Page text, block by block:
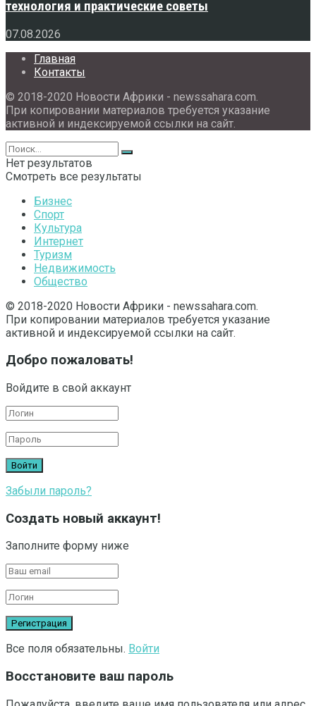
технология и практические советы
07.08.2026
Главная
Контакты
© 2018-2020 Новости Африки - newssahara.com.
При копировании материалов требуется указание
активной и индексируемой ссылки на сайт.
Нет результатов
Смотреть все результаты
Бизнес
Спорт
Культура
Интернет
Туризм
Недвижимость
Общество
© 2018-2020 Новости Африки - newssahara.com.
При копировании материалов требуется указание
активной и индексируемой ссылки на сайт.
Добро пожаловать!
Войдите в свой аккаунт
Забыли пароль?
Создать новый аккаунт!
Заполните форму ниже
Все поля обязательны. Войти
Восстановите ваш пароль